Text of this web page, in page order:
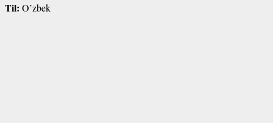
Til: O’zbek